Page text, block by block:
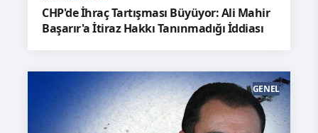
CHP'de İhraç Tartışması Büyüyor: Ali Mahir
Başarır'a İtiraz Hakkı Tanınmadığı İddiası
GENEL